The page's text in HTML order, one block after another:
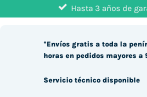
Hasta 3 años de
*Envíos gratis a toda la
horas en pedidos mayores a
Servicio técnico disponible